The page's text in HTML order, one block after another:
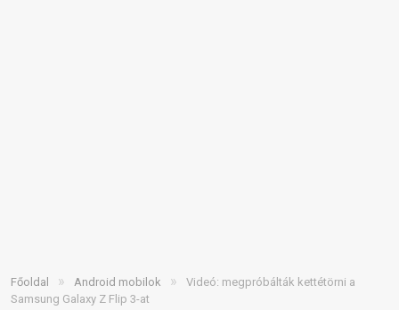
Főoldal » Android mobilok »
Videó: megpróbálták kettétörni a
Samsung Galaxy Z Flip 3-at